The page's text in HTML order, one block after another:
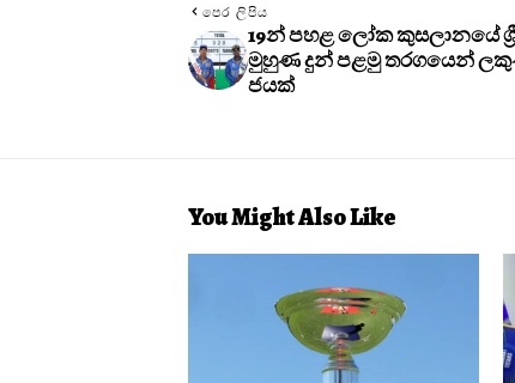
පෙර ලිපිය
19න් පහළ ලෝක කුසලානයේ
මුහුණ දුන් පළමු තරගයෙන්
ජයක්
You Might Also Like